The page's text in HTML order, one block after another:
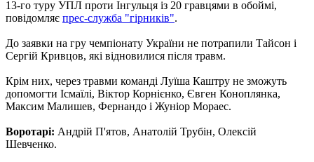
13-го туру УПЛ проти Інгульця із 20 гравцями в обоймі,
повідомляє прес-служба "гірників".
До заявки на гру чемпіонату України не потрапили Тайсон і
Сергій Кривцов, які відновилися після травм.
Крім них, через травми команді Луїша Каштру не зможуть
допомогти Ісмаїлі, Віктор Корнієнко, Євген Коноплянка,
Максим Малишев, Фернандо і Жуніор Мораес.
Воротарі: Андрій П'ятов, Анатолій Трубін, Олексій
Шевченко.